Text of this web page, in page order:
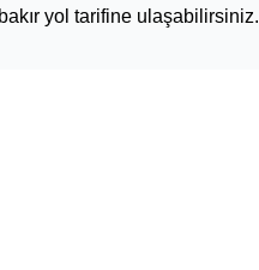
yol tarifine ulaşabilirsiniz.